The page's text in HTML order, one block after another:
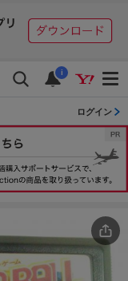
i
ログイン